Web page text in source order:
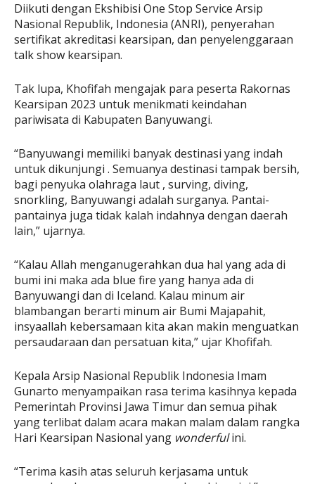
Diikuti dengan Ekshibisi One Stop Service Arsip
Nasional Republik, Indonesia (ANRI), penyerahan
sertifikat akreditasi kearsipan, dan penyelenggaraan
talk show kearsipan.
Tak lupa, Khofifah mengajak para peserta Rakornas
Kearsipan 2023 untuk menikmati keindahan
pariwisata di Kabupaten Banyuwangi.
“Banyuwangi memiliki banyak destinasi yang indah
untuk dikunjungi . Semuanya destinasi tampak bersih,
bagi penyuka olahraga laut , surving, diving,
snorkling, Banyuwangi adalah surganya. Pantai-
pantainya juga tidak kalah indahnya dengan daerah
lain,” ujarnya.
“Kalau Allah menganugerahkan dua hal yang ada di
bumi ini maka ada blue fire yang hanya ada di
Banyuwangi dan di Iceland. Kalau minum air
blambangan berarti minum air Bumi Majapahit,
insyaallah kebersamaan kita akan makin menguatkan
persaudaraan dan persatuan kita,” ujar Khofifah.
Kepala Arsip Nasional Republik Indonesia Imam
Gunarto menyampaikan rasa terima kasihnya kepada
Pemerintah Provinsi Jawa Timur dan semua pihak
yang terlibat dalam acara makan malam dalam rangka
Hari Kearsipan Nasional yang wonderfulini.
“Terima kasih atas seluruh kerjasama untuk